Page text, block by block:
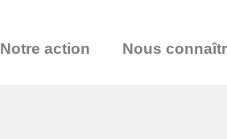
Notre action Nous